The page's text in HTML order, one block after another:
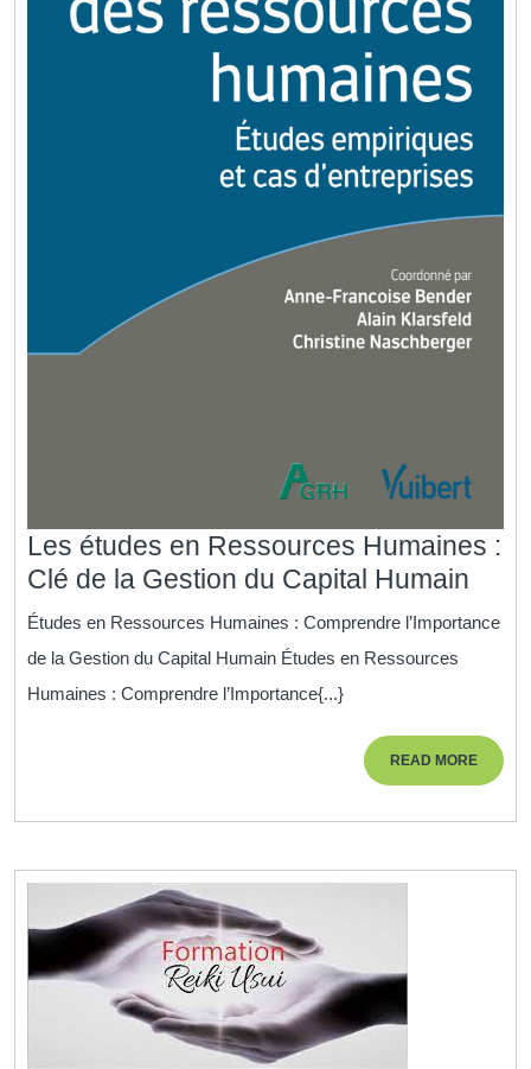
Les études en Ressources Humaines :
Clé de la Gestion du Capital Humain
:
Clé
Études en Ressources Humaines : Comprendre l’Importance
de la Gestion du Capital Humain Études en Ressources
Humaines : Comprendre l’Importance{...}
READ MOREREAD
MORE